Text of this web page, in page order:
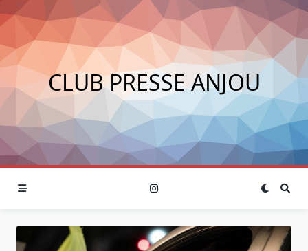
Skip
to
content
CLUB PRESSE ANJOU